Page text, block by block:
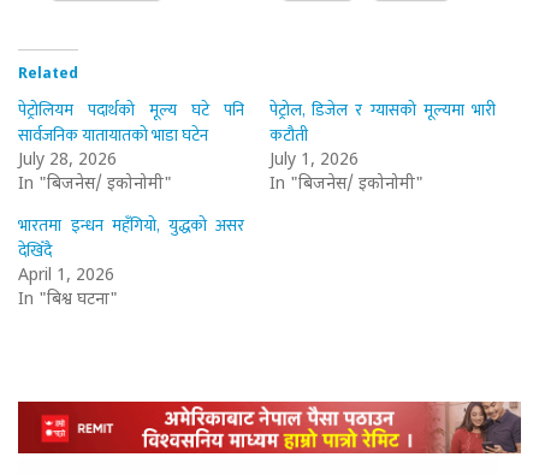
Related
पेट्रोलियम पदार्थको मूल्य घटे पनि
सार्वजनिक यातायातको भाडा घटेन
July 28, 2026
In "बिजनेस/ इकोनोमी"
पेट्रोल, डिजेल र ग्यासको मूल्यमा भारी
कटौती
July 1, 2026
In "बिजनेस/ इकोनोमी"
भारतमा इन्धन महँगियो, युद्धको असर
देखिँदै
April 1, 2026
In "बिश्व घटना"